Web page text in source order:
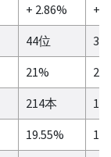
+ 2.86%
+
44位
34
21%
214本
19.55%